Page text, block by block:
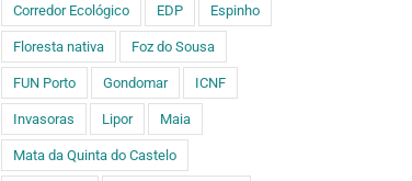
Corredor Ecológico EDP Espinho
Floresta nativa Foz do Sousa
FUN Porto Gondomar ICNF
Invasoras Lipor Maia
Mata da Quinta do Castelo